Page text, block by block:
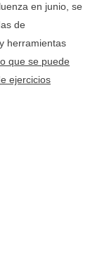
en junio, se
de
herramientas
que se puede
ejercicios